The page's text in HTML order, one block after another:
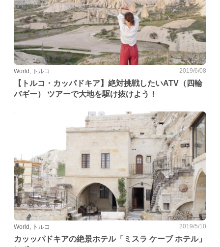
World, トルコ 2019/6/08
【トルコ・カッパドキア】絶対挑戦したいATV（四輪
バギー） ツアーで大地を駆け抜けよう！
World, トルコ 2019/5/10
カッッパドキアの絶景ホテル「ミスラ ケーブ ホテル」